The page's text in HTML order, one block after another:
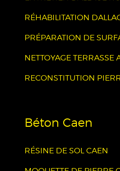
RÉHABILITATION
PRÉPARATION DE
NETTOYAGE TERRASSE
RECONSTITUTION
Béton Caen
RÉSINE DE SOL CAEN